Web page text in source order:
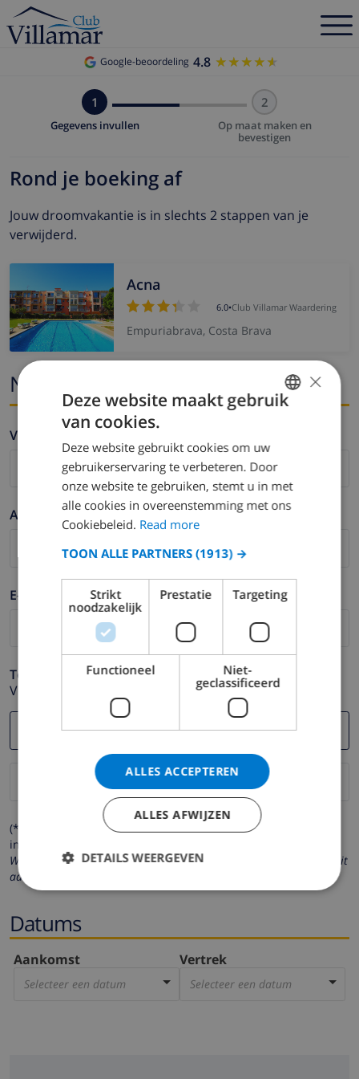
Google-beoordeling 4.8 ★★★★★
★★★★★
1
Gegevens invullen
2
Op maat maken en
bevestigen
Rond je boeking af
Jouw droomvakantie is in slechts 2 stappen van je
verwijderd.
Acna
6.0•Club Villamar Waardering
Empuriabrava, Costa Brava
Naam en email
Voornaam *
Achternaam *
E-mail *
Telefoonnummer *
Voor het geval dat uw e-mail adres niet correct werkt.
(* de velden met een sterretje moeten verplicht worden
ingevuld )
Wij respecteren uw privacy. Uw persoonlijke gegevens worden nooit
aan derden verstrekt.
Datums
Aankomst
Selecteer een datum
Vertrek
Selecteer een datum
DUTCH
SPANISH
CATALAN
ITALIAN
NORWEGIAN
×
Deze website maakt gebruik
van cookies.
Deze website gebruikt cookies om uw
gebruikerservaring te verbeteren. Door
onze website te gebruiken, stemt u in met
alle cookies in overeenstemming met ons
Cookiebeleid. Read more
TOON ALLE PARTNERS (1913) →
Strikt
noodzakelijk
Prestatie Targeting
Functioneel
Niet-
geclassificeerd
ALLES ACCEPTEREN
ALLES AFWIJZEN
DETAILS WEERGEVEN